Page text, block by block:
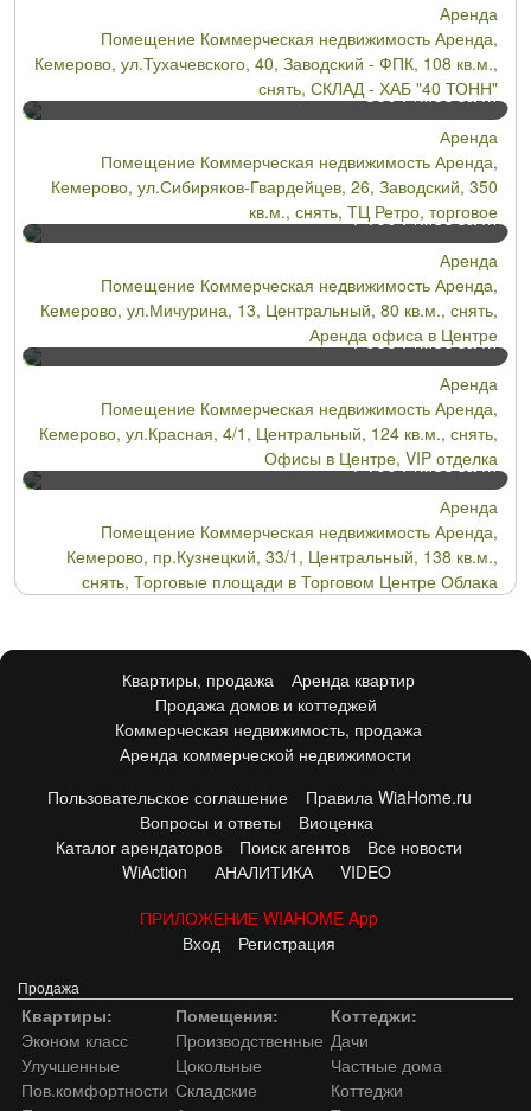
Аренда
Помещение Коммерческая недвижимость Аренда,
Кемерово, ул.Тухачевского, 40, Заводский - ФПК, 108 кв.м.,
снять, СКЛАД - ХАБ "40 ТОНН"
800Р/мес за М²
Аренда
Помещение Коммерческая недвижимость Аренда,
Кемерово, ул.Сибиряков-Гвардейцев, 26, Заводский, 350
кв.м., снять, ТЦ Ретро, торговое
1 100Р/мес за М²
Аренда
Помещение Коммерческая недвижимость Аренда,
Кемерово, ул.Мичурина, 13, Центральный, 80 кв.м., снять,
Аренда офиса в Центре
1 065Р/мес за М²
Аренда
Помещение Коммерческая недвижимость Аренда,
Кемерово, ул.Красная, 4/1, Центральный, 124 кв.м., снять,
Офисы в Центре, VIP отделка
1 100 Р/мес за М²
Аренда
Помещение Коммерческая недвижимость Аренда,
Кемерово, пр.Кузнецкий, 33/1, Центральный, 138 кв.м.,
снять, Торговые площади в Торговом Центре Облака
Квартиры, продажа
Аренда квартир
Продажа домов и коттеджей
Коммерческая недвижимость, продажа
Аренда коммерческой недвижимости
Пользовательское соглашение
Правила WiaHome.ru
Вопросы и ответы
Виоценка
Каталог арендаторов
Поиск агентов
Все новости
WiAction
АНАЛИТИКА
VIDEO
ПРИЛОЖЕНИЕ WIAHOME App
Вход
Регистрация
Продажа
Квартиры:
Эконом класс
Улучшенные
Пов.комфортности
Помещения:
Производственные
Цокольные
Складские
Коттеджи:
Дачи
Частные дома
Коттеджи